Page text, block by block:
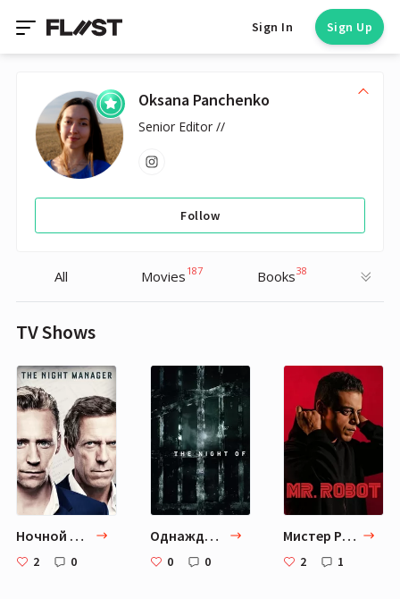
Sign In Sign Up
Oksana Panchenko
Senior Editor //
Follow
All Movies 187 Books38
TV Shows
Ночной администратор
2 0
Однажды ночью
0 0
Мистер Робот
2 1